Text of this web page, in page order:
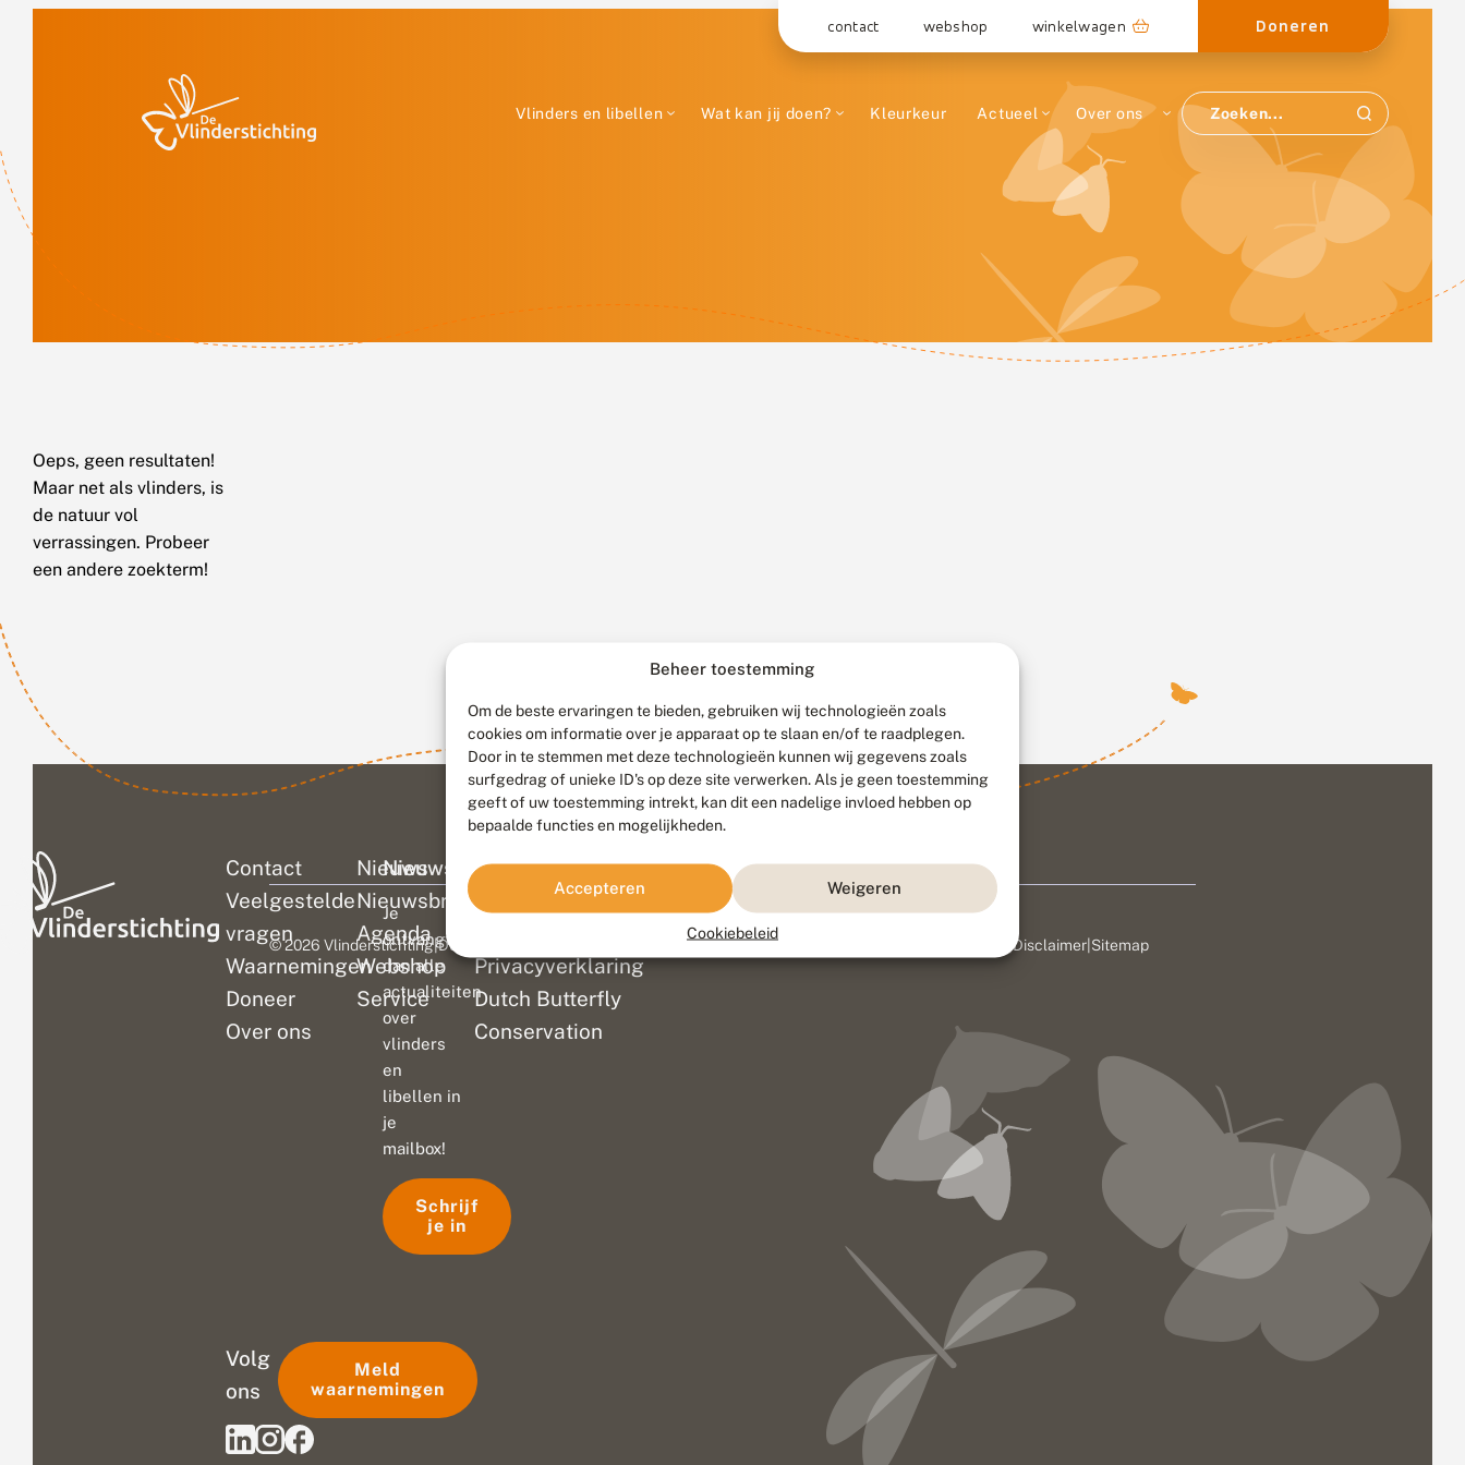
Beheer toestemming
Om de beste ervaringen te bieden, gebruiken wij technologieën zoals
cookies om informatie over je apparaat op te slaan en/of te raadplegen.
Door in te stemmen met deze technologieën kunnen wij gegevens zoals
surfgedrag of unieke ID's op deze site verwerken. Als je geen toestemming
geeft of uw toestemming intrekt, kan dit een nadelige invloed hebben op
bepaalde functies en mogelijkheden.
Accepteren Weigeren
Cookiebeleid
contact webshop winkelwagen Doneren
Vlinders en libellen Wat kan jij doen? Kleurkeur Actueel Over ons
Oeps, geen resultaten!
Maar net als vlinders, is
de natuur vol
verrassingen. Probeer
een andere zoekterm!
Contact
Veelgestelde
vragen
Waarnemingen
Doneer
Over ons
Nieuws
Nieuwsbrief
Agenda
Webshop
Service
Colofon
Disclaimer
Privacyverklaring
Dutch Butterfly
Conservation
Nieuwsbrief
Je
ontvangt
dan alle
actualiteiten
over
vlinders
en
libellen in
je
mailbox!
Schrijf
je in
Volg
ons
Meld
waarnemingen
© 2026 Vlinderstichting|Duurzaam ontwikkeld door Go2People, ontworpen door Disclaimer Sitemap